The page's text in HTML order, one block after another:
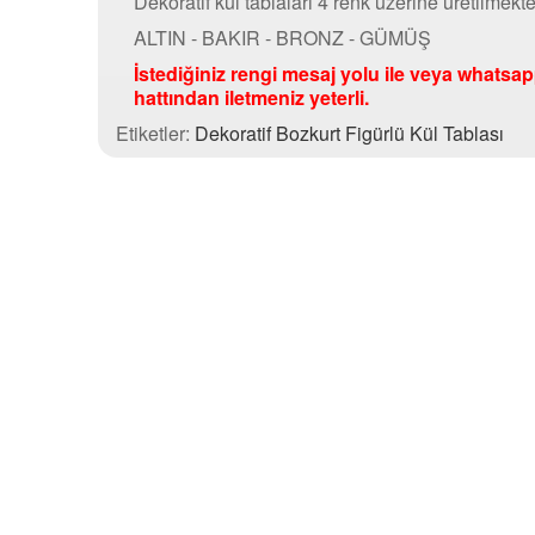
ALTIN - BAKIR - BRONZ - GÜMÜŞ
İstediğiniz rengi mesaj yolu ile veya
hattından iletmeniz yeterli.
Etiketler: Dekoratif Bozkurt Figürlü Kül Tablası